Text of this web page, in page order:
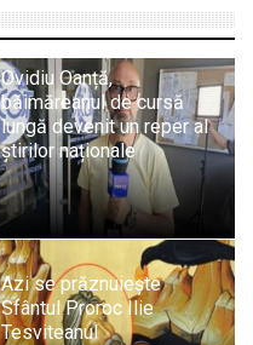
Ovidiu Oanță,
băimăreanul de cursă
lungă devenit un reper al
știrilor naționale
Azi se prăznuiește
Sfântul Proroc Ilie
Tesviteanul